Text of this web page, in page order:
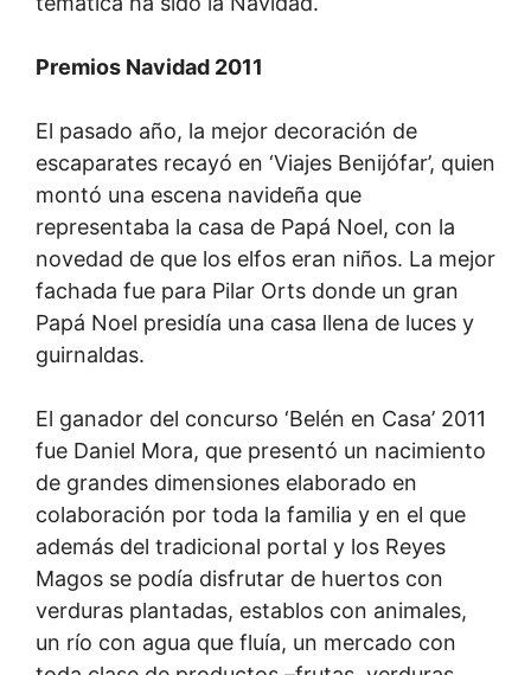
Premios Navidad 2011
El pasado año, la mejor decoración de
escaparates recayó en ‘Viajes Benijófar’, quien
montó una escena navideña que
representaba la casa de Papá Noel, con la
novedad de que los elfos eran niños. La mejor
fachada fue para Pilar Orts donde un gran
Papá Noel presidía una casa llena de luces y
guirnaldas.
El ganador del concurso ‘Belén en Casa’ 2011
fue Daniel Mora, que presentó un nacimiento
de grandes dimensiones elaborado en
colaboración por toda la familia y en el que
además del tradicional portal y los Reyes
Magos se podía disfrutar de huertos con
verduras plantadas, establos con animales,
un río con agua que fluía, un mercado con